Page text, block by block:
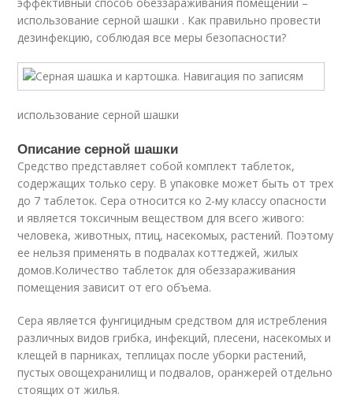
использование серной шашки . Как правильно провести
дезинфекцию, соблюдая все меры безопасности?
использование серной шашки
Описание серной шашки
Средство представляет собой комплект таблеток,
содержащих только серу. В упаковке может быть от трех
до 7 таблеток. Сера относится ко 2-му классу опасности
и является токсичным веществом для всего живого:
человека, животных, птиц, насекомых, растений. Поэтому
ее нельзя применять в подвалах коттеджей, жилых
домов.Количество таблеток для обеззараживания
помещения зависит от его объема.
Сера является фунгицидным средством для истребления
различных видов грибка, инфекций, плесени, насекомых и
клещей в парниках, теплицах после уборки растений,
пустых овощехранилищ и подвалов, оранжерей отдельно
стоящих от жилья.